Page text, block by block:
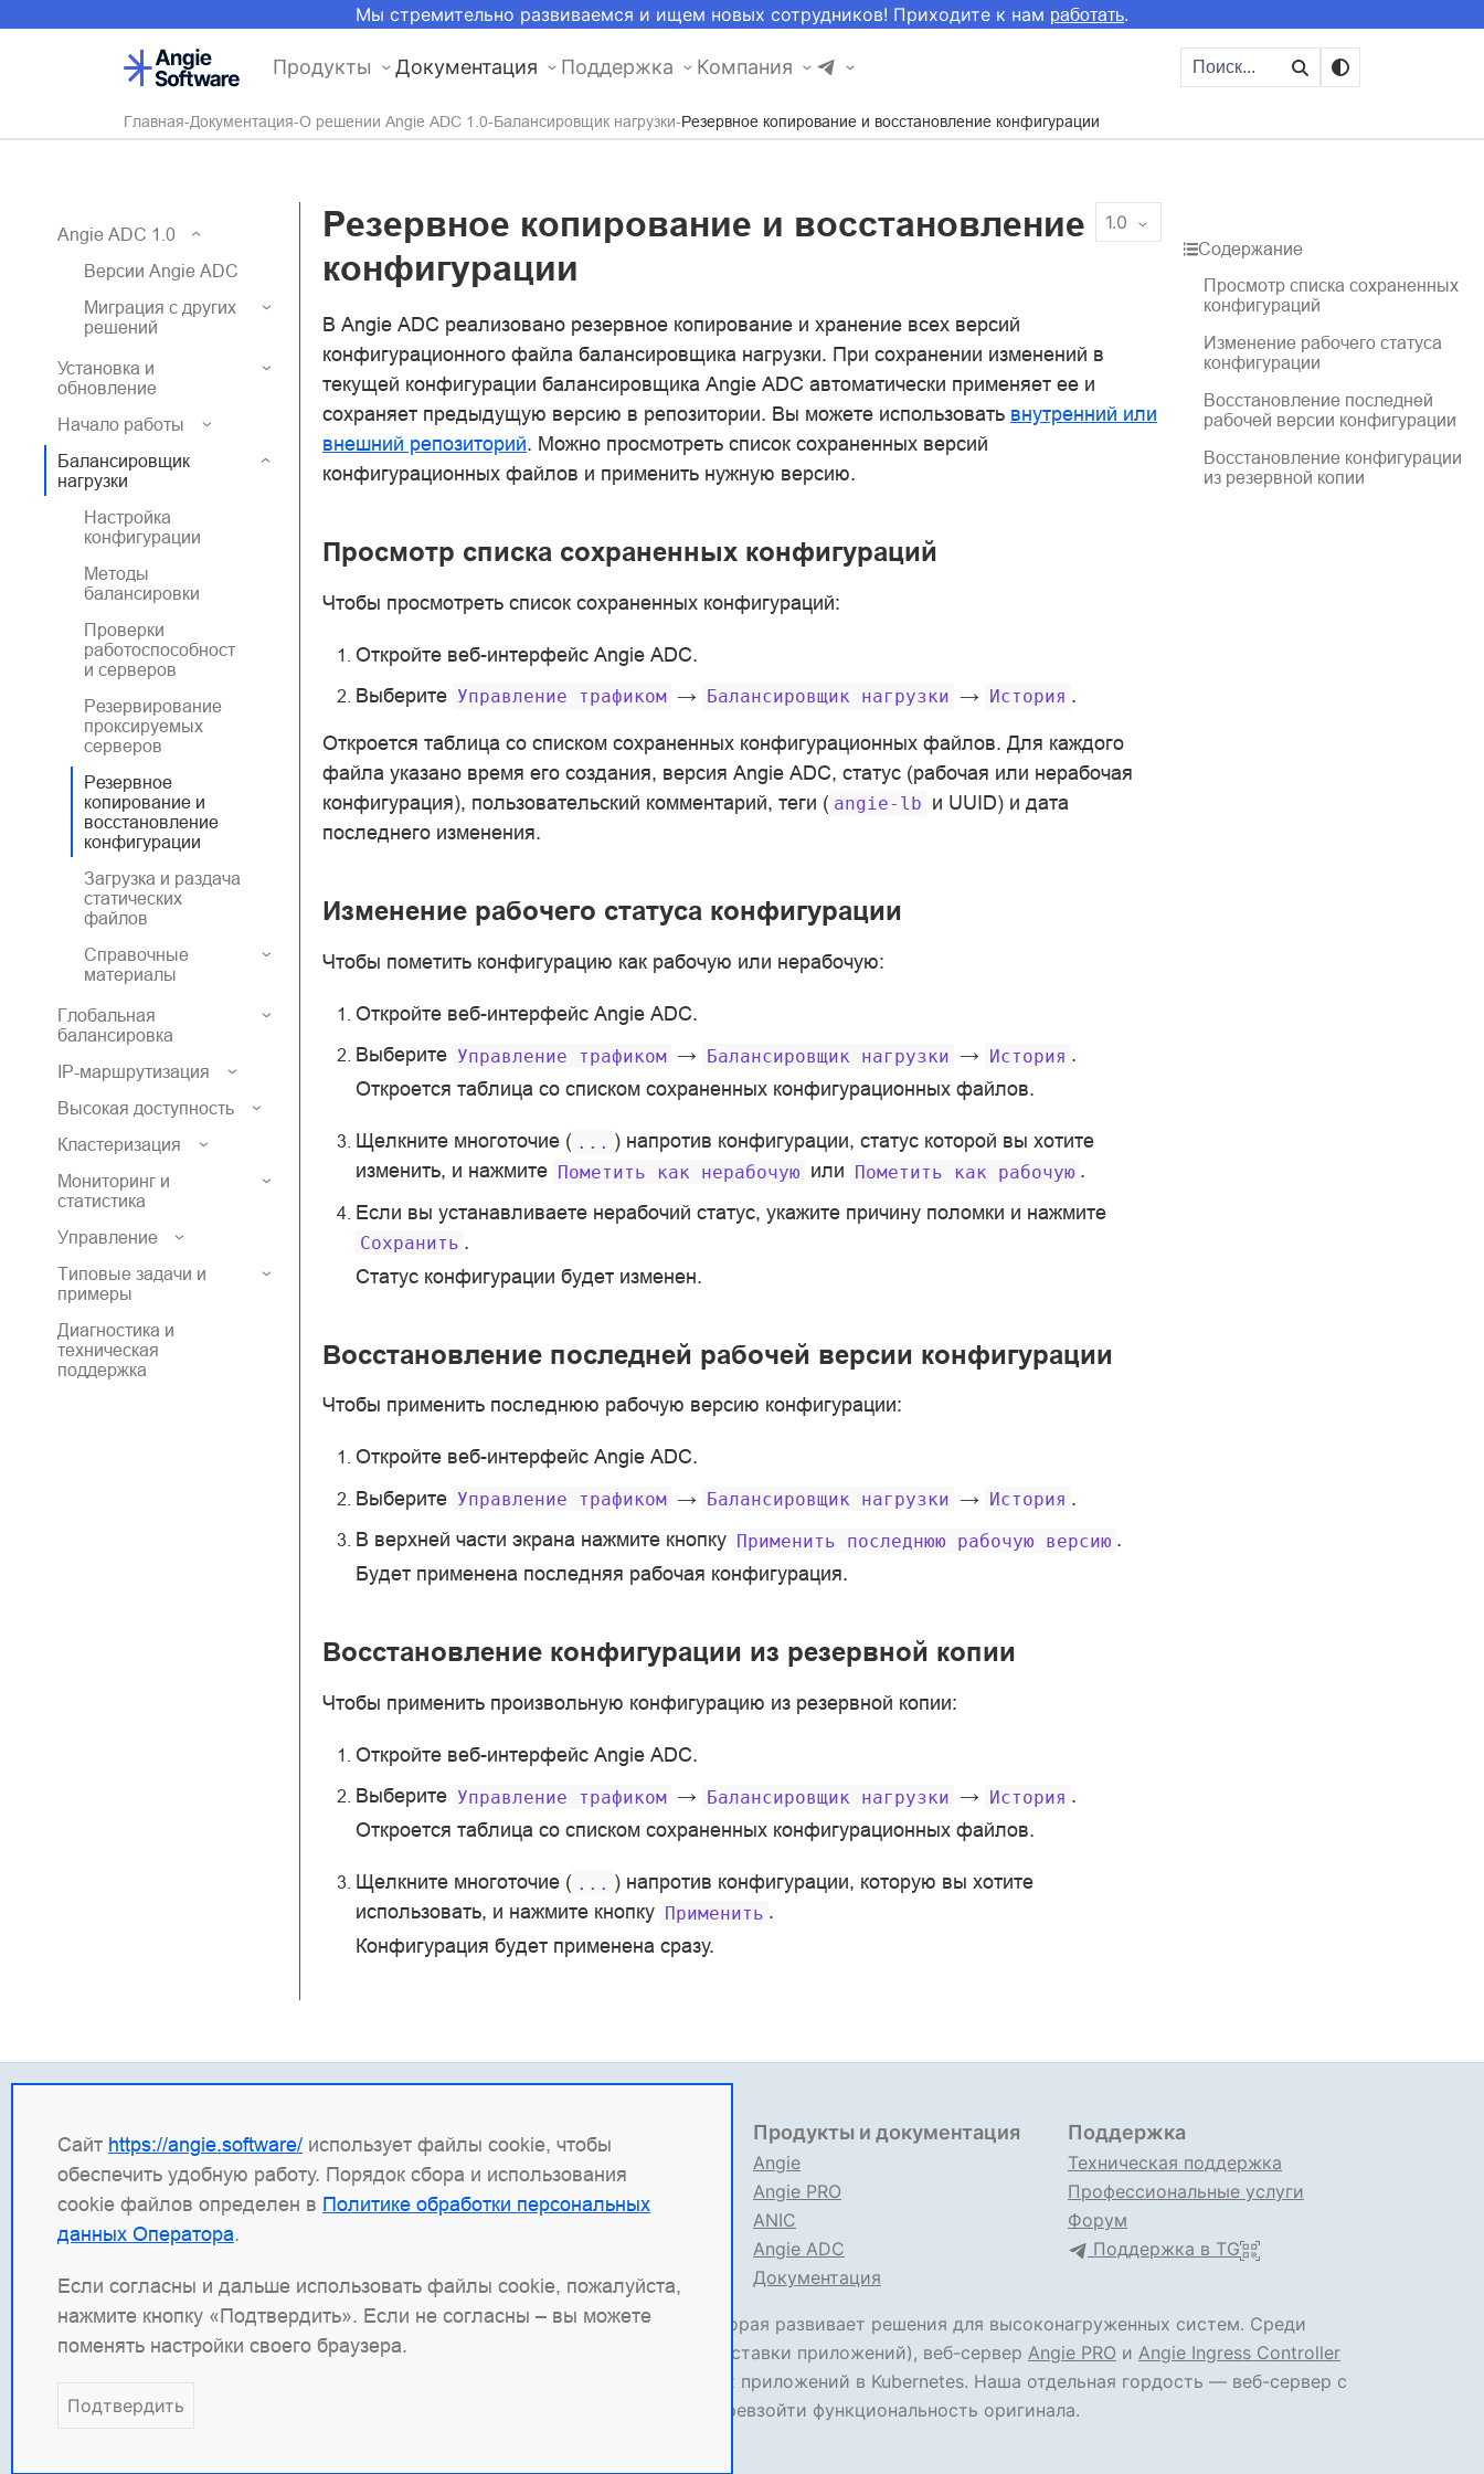
Мы стремительно развиваемся и ищем новых сотрудников! Приходите к нам работать.
Продукты Документация Поддержка Компания
Главная Документация О решении Angie ADC 1.0 Балансировщик нагрузки Резервное копирование и восстановление конфигурации
Angie ADC 1.0
Версии Angie ADC
Миграция с других
решений
Установка и
обновление
Начало работы
Балансировщик
нагрузки
Настройка
конфигурации
Методы
балансировки
Проверки
работоспособност
и серверов
Резервирование
проксируемых
серверов
Резервное
копирование и
восстановление
конфигурации
Загрузка и раздача
статических
файлов
Справочные
материалы
Глобальная
балансировка
IP-маршрутизация
Высокая доступность
Кластеризация
Мониторинг и
статистика
Управление
Типовые задачи и
примеры
Диагностика и
техническая
поддержка
1.0
Резервное копирование и восстановление
конфигурации
В Angie ADC реализовано резервное копирование и хранение всех версий
конфигурационного файла балансировщика нагрузки. При сохранении изменений в
текущей конфигурации балансировщика Angie ADC автоматически применяет ее и
сохраняет предыдущую версию в репозитории. Вы можете использовать внутренний или
внешний репозиторий. Можно просмотреть список сохраненных версий
конфигурационных файлов и применить нужную версию.
Просмотр списка сохраненных конфигураций
Чтобы просмотреть список сохраненных конфигураций:
Откройте веб-интерфейс Angie ADC.
Выберите Управление трафиком → Балансировщик нагрузки → История .
Откроется таблица со списком сохраненных конфигурационных файлов. Для каждого
файла указано время его создания, версия Angie ADC, статус (рабочая или нерабочая
конфигурация), пользовательский комментарий, теги ( angie-lb и UUID) и дата
последнего изменения.
Изменение рабочего статуса конфигурации
Чтобы пометить конфигурацию как рабочую или нерабочую:
Откройте веб-интерфейс Angie ADC.
Выберите Управление трафиком → Балансировщик нагрузки → История .
Откроется таблица со списком сохраненных конфигурационных файлов.
Щелкните многоточие ( ... ) напротив конфигурации, статус которой вы хотите
изменить, и нажмите Пометить как нерабочую или Пометить как рабочую .
Если вы устанавливаете нерабочий статус, укажите причину поломки и нажмите
Сохранить .
Статус конфигурации будет изменен.
Восстановление последней рабочей версии конфигурации
Чтобы применить последнюю рабочую версию конфигурации:
Откройте веб-интерфейс Angie ADC.
Выберите Управление трафиком → Балансировщик нагрузки → История .
В верхней части экрана нажмите кнопку Применить последнюю рабочую версию .
Будет применена последняя рабочая конфигурация.
Восстановление конфигурации из резервной копии
Чтобы применить произвольную конфигурацию из резервной копии:
Откройте веб-интерфейс Angie ADC.
Выберите Управление трафиком → Балансировщик нагрузки → История .
Откроется таблица со списком сохраненных конфигурационных файлов.
Щелкните многоточие ( ... ) напротив конфигурации, которую вы хотите
использовать, и нажмите кнопку Применить .
Конфигурация будет применена сразу.
Содержание
Просмотр списка сохраненных
конфигураций
Изменение рабочего статуса
конфигурации
Восстановление последней
рабочей версии конфигурации
Восстановление конфигурации
из резервной копии
Сайт https://angie.software/ использует файлы cookie, чтобы
обеспечить удобную работу. Порядок сбора и использования
cookie файлов определен в Политике обработки персональных
данных Оператора.
Если согласны и дальше использовать файлы cookie, пожалуйста,
нажмите кнопку «Подтвердить». Если не согласны – вы можете
поменять настройки своего браузера.
Подтвердить
Контакты
+7 (495) 120 50 33
info@wbsrv.ru
Новости в TG
Правовая информация
ОГРН: 1227700436578
Правовые документы
Сведения об ИТ деятельности
Продукты и документация
Angie
Angie PRO
ANIC
Angie ADC
Документация
Поддержка
Техническая поддержка
Профессиональные услуги
Форум
Поддержка в TG
Angie Software(ООО "Веб-Сервер") — российская ИТ-компания, которая развивает решения для высоконагруженных систем. Среди
наших продуктов: система балансировки
(контроллер доставки приложений), веб-сервер Angie PRO и Angie Ingress Controller
(ANIC) — решение для управления трафиком контейнеризированных приложений в Kubernetes. Наша отдельная гордость — веб-сервер с
открытым кодом
, который создан как форк nginx и призван превзойти функциональность оригинала.